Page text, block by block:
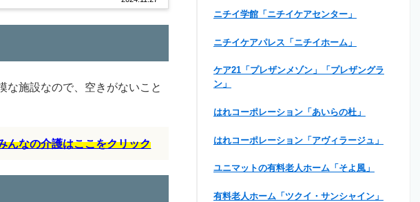
な施設なので、空きがないこと
んなの介護はここをクリック
ニチイ学館「ニチイケアセンター」
ニチイケアパレス「ニチイホーム」
ケア21「プレザンメゾン」「プレザングラ
ン」
はれコーポレーション「あいらの杜」
はれコーポレーション「アヴィラージュ」
ユニマットの有料老人ホーム「そよ風」
有料老人ホーム「ツクイ・サンシャイン」